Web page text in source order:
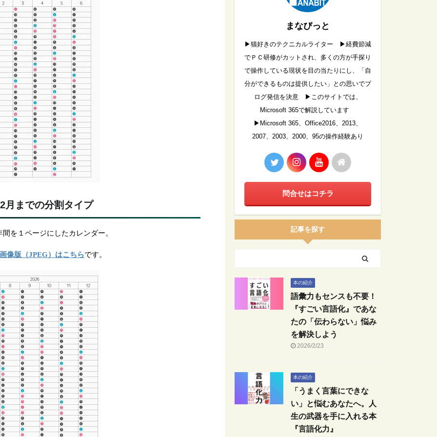
月までの分割タイプ
を１ページにしたカレンダー。
画像版（JPEG）はこちらです。
まなびっと
▶︎猫好きのテクニカルライター ▶︎経費節減
でＰＣ研修がカットされ、多くの方が手探り
で操作している現状を目の当たりにし、「自
分ができるものは提供したい」との思いでブ
ログ発信を決意 ▶︎このサイトでは、
Microsoft 365で解説しています
▶︎Microsoft 365、Office2016、2013、
2007、2003、2000、95の操作経験あり
問合せはコチラ
記事を探す
本の紹介
語彙力もセンスも不要！
『すごい言語化』であな
たの「伝わらない」悩み
を解決しよう
2026/2/23
本の紹介
「うまく言葉にできな
い」と悩むあなたへ。人
生の武器を手に入れる本
『言語化力』